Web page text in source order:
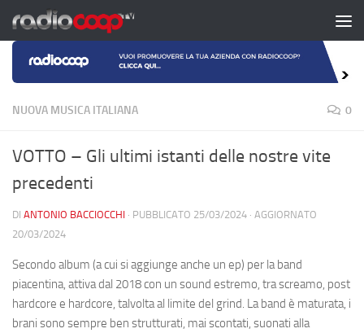
Salta al contenuto
NUOVA MUSICA ITALIANA 0
VOTTO – Gli ultimi istanti delle nostre vite
precedenti
DI ANTONIO BACCIOCCHI · PUBBLICATO 25/03/2024 · AGGIORNATO
20/03/2024
Secondo album (a cui si aggiunge anche un ep) per la band
piacentina, attiva dal 2018 con un sound estremo, tra screamo, post
hardcore e hardcore, talvolta al limite del grind. La band è maturata, i
brani sono sempre ben strutturati, mai scontati, suonati alla